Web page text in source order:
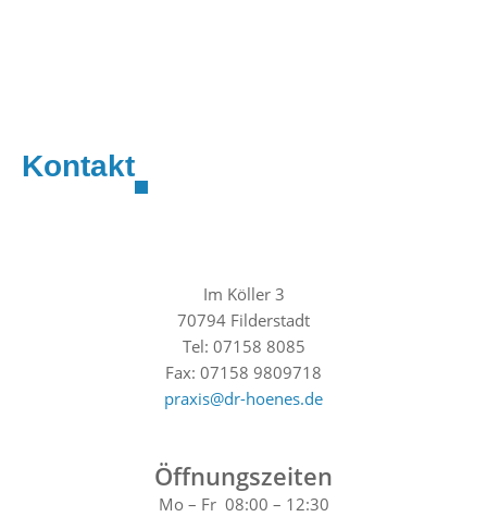
Kontakt
Im Köller 3
70794 Filderstadt
Tel: 07158 8085
Fax: 07158 9809718
praxis@dr-hoenes.de
Öffnungszeiten
Mo – Fr 08:00 – 12:30